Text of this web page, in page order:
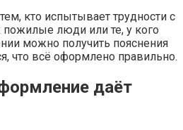
кто испытывает трудности с
люди или те, у кого
можно получить пояснения
что всё оформлено правильно.
даёт